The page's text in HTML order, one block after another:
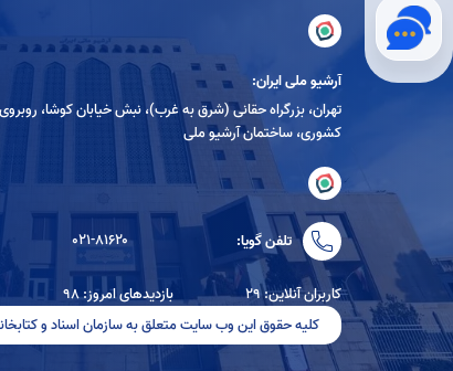
آرشیو ملی ایران:
تهران، بزرگراه حقانی (شرق به غرب)، نبش خیابان کوشا،
کشوری، ساختمان آرشیو ملی
تلفن گویا: ۰۲۱-۸۱۶۲۰
کاربران آنلاین: ۲۹ بازدیدهای امروز: ۹۸
کلیه حقوق این وب سایت متعلق به سازمان اسناد و